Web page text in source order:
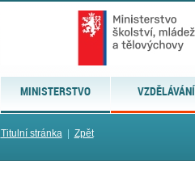
MINISTERSTVO VZDĚLÁVÁNÍ
Titulní stránka| Zpět